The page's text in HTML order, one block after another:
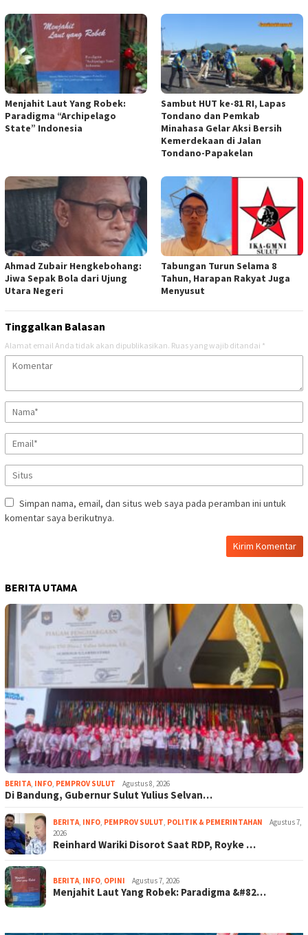
Menjahit Laut Yang Robek:
Paradigma “Archipelago
State” Indonesia
Sambut HUT ke-81 RI, Lapas
Tondano dan Pemkab
Minahasa Gelar Aksi Bersih
Kemerdekaan di Jalan
Tondano-Papakelan
Ahmad Zubair Hengkebohang:
Jiwa Sepak Bola dari Ujung
Utara Negeri
Tabungan Turun Selama 8
Tahun, Harapan Rakyat Juga
Menyusut
Tinggalkan Balasan
Alamat email Anda tidak akan dipublikasikan. Ruas yang wajib ditandai *
Simpan nama, email, dan situs web saya pada peramban ini untuk
komentar saya berikutnya.
BERITA UTAMA
BERITA, INFO, PEMPROV SULUT Agustus 8, 2026
Di Bandung, Gubernur Sulut Yulius Selvan…
BERITA, INFO, PEMPROV SULUT, POLITIK & PEMERINTAHAN
Agustus 7,
2026
Reinhard Wariki Disorot Saat RDP, Royke …
BERITA, INFO, OPINI Agustus 7, 2026
Menjahit Laut Yang Robek: Paradigma &#82…